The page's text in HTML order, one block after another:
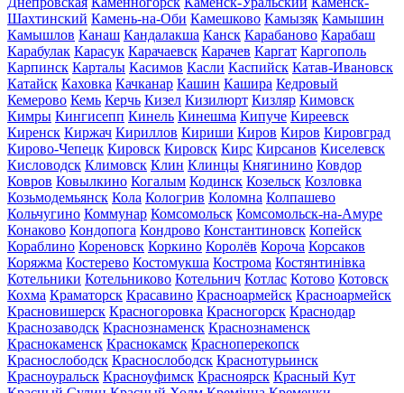
Шахтинский Камень-на-Оби Камешково Камызяк Камышин
Камышлов Канаш Кандалакша Канск Карабаново Карабаш
Карабулак Карасук Карачаевск Карачев Каргат Каргополь
Карпинск Карталы Касимов Касли Каспийск Катав-Ивановск
Катайск Каховка Качканар Кашин Кашира Кедровый
Кемерово Кемь Керчь Кизел Кизилюрт Кизляр Кимовск
Кимры Кингисепп Кинель Кинешма Кипуче Киреевск
Киренск Киржач Кириллов Кириши Киров Киров Кировград
Кирово-Чепецк Кировск Кировск Кирс Кирсанов Киселевск
Кисловодск Климовск Клин Клинцы Княгинино Ковдор
Ковров Ковылкино Когалым Кодинск Козельск Козловка
Козьмодемьянск Кола Кологрив Коломна Колпашево
Кольчугино Коммунар Комсомольск Комсомольск-на-Амуре
Конаково Кондопога Кондрово Константиновск Копейск
Кораблино Кореновск Коркино Королёв Короча Корсаков
Коряжма Костерево Костомукша Кострома Костянтинівка
Котельники Котельниково Котельнич Котлас Котово Котовск
Кохма Краматорск Красавино Красноармейск Красноармейск
Красновишерск Красногоровка Красногорск Краснодар
Краснозаводск Краснознаменск Краснознаменск
Краснокаменск Краснокамск Красноперекопск
Краснослободск Краснослободск Краснотурьинск
Красноуральск Красноуфимск Красноярск Красный Кут